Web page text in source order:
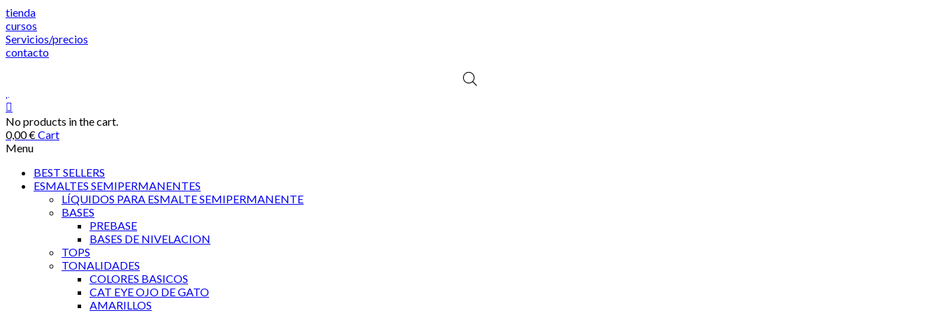
Saltar
al
contenido
tienda
cursos
Servicios/precios
contacto
No products in the cart.
0,00€Cart
Menu
BEST SELLERS
ESMALTES SEMIPERMANENTES
LÍQUIDOS PARA ESMALTE SEMIPERMANENTE
BASES
PREBASE
BASES DE NIVELACION
TOPS
TONALIDADES
COLORES BASICOS
CAT EYE OJO DE GATO
AMARILLOS